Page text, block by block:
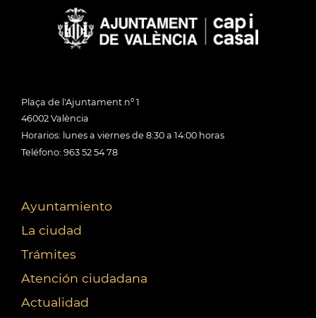
Plaça de l'Ajuntament nº 1
46002 València
Horarios: lunes a viernes de 8:30 a 14:00 horas
Teléfono: 963 52 54 78
Ayuntamiento
La ciudad
Trámites
Atención ciudadana
Actualidad